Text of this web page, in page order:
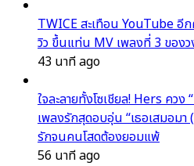
TWICE สะเทือน YouTube อีก
วิว ขึ้นแท่น MV เพลงที่ 3 ของว
43 นาที ago
ใจละลายทั้งโซเชียล! Hers คว
เพลงรักสุดอบอุ่น “เธอเสมอม
รักจนคนโสดต้องยอมแพ้
56 นาที ago